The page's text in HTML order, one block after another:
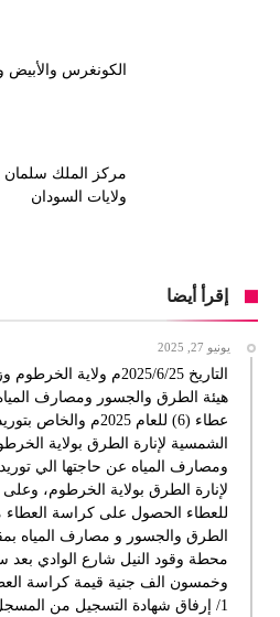
الكونغرس والأبيض
مركز الملك سلمان
ولايات السودان
إقرأ أيضا
يونيو 27, 2025
التاريخ 2025/6/25م ولاية
هيئة الطرق والجسور ومصارف المياه
عطاء (6) للعام 2025م
الشمسية لإنارة الطرق بولاية
ومصارف المياه عن حاجتها الي
لإنارة الطرق بولاية الخرطوم،
للعطاء الحصول على كراسة العطاء
وخمسون الف جنية قيمة كراسة